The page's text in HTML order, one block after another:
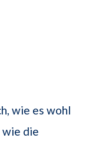
wie es wohl
wie die